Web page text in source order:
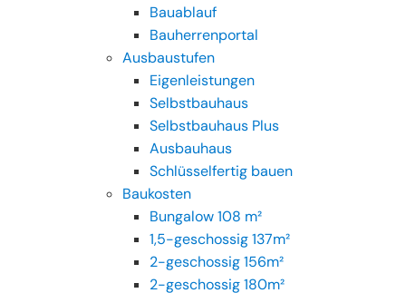
Bauablauf
Bauherrenportal
Ausbaustufen
Eigenleistungen
Selbstbauhaus
Selbstbauhaus Plus
Ausbauhaus
Schlüsselfertig bauen
Baukosten
Bungalow 108 m²
1,5-geschossig 137m²
2-geschossig 156m²
2-geschossig 180m²